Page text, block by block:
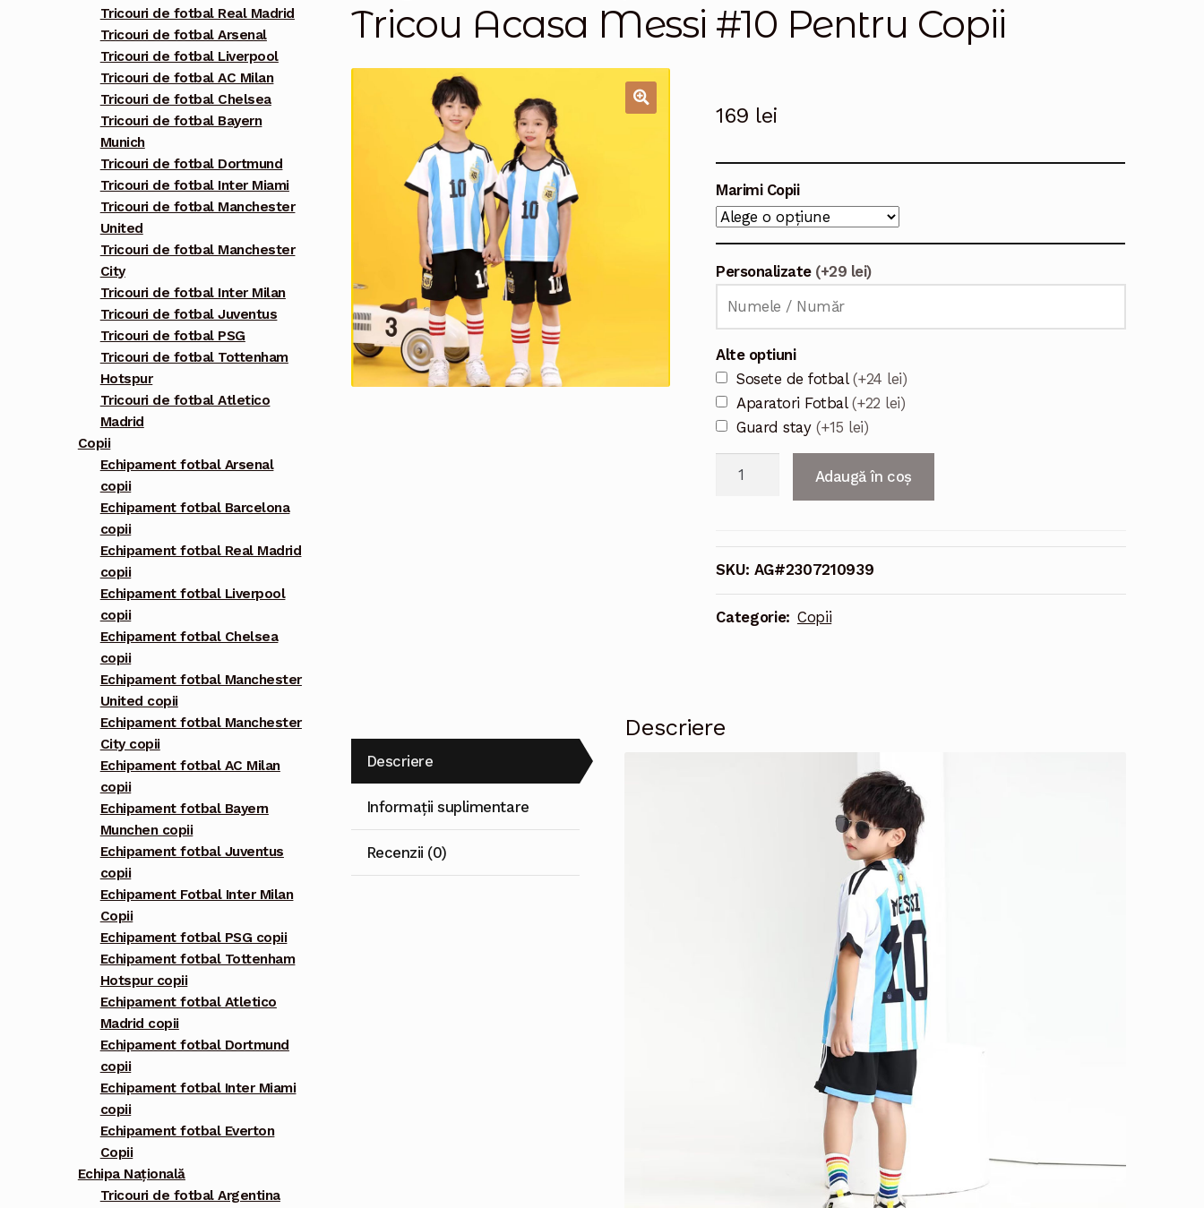
Tricou Acasa Messi #10 Pentru Copii
169 lei
Marimi Copii
Personalizate (+29 lei)
Alte optiuni
Sosete de fotbal (+24 lei)
Aparatori Fotbal (+22 lei)
Guard stay (+15 lei)
2022-
Tricou
Copii
Adaugă în coș
SKU: AG#2307210939
Categorie: Copii
Descriere
Informații suplimentare
Recenzii (0)
Descriere
Tricouri de fotbal Real Madrid
Tricouri de fotbal Arsenal
Tricouri de fotbal Liverpool
Tricouri de fotbal AC Milan
Tricouri de fotbal Chelsea
Tricouri de fotbal Bayern
Munich
Tricouri de fotbal Dortmund
Tricouri de fotbal Inter Miami
Tricouri de fotbal Manchester
United
Tricouri de fotbal Manchester
City
Tricouri de fotbal Inter Milan
Tricouri de fotbal Juventus
Tricouri de fotbal PSG
Tricouri de fotbal Tottenham
Hotspur
Tricouri de fotbal Atletico
Madrid
Copii
Echipament fotbal Arsenal
copii
Echipament fotbal Barcelona
copii
Echipament fotbal Real Madrid
copii
Echipament fotbal Liverpool
copii
Echipament fotbal Chelsea
copii
Echipament fotbal Manchester
United copii
Echipament fotbal Manchester
City copii
Echipament fotbal AC Milan
copii
Echipament fotbal Bayern
Munchen copii
Echipament fotbal Juventus
copii
Echipament Fotbal Inter Milan
Copii
Echipament fotbal PSG copii
Echipament fotbal Tottenham
Hotspur copii
Echipament fotbal Atletico
Madrid copii
Echipament fotbal Dortmund
copii
Echipament fotbal Inter Miami
copii
Echipament fotbal Everton
Copii
Echipa Națională
Tricouri de fotbal Argentina